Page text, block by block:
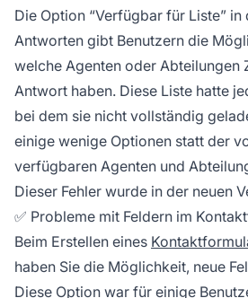
Die Option “Verfügbar für Liste” in
Antworten gibt Benutzern die
welche Agenten oder Abteilungen
Antwort haben. Diese Liste hatte
bei dem sie nicht vollständig
einige wenige Optionen statt der
verfügbaren Agenten und
Dieser Fehler wurde in der neuen
✅ Probleme mit Feldern im
Beim Erstellen eines
haben Sie die Möglichkeit, neue
Diese Option war für einige